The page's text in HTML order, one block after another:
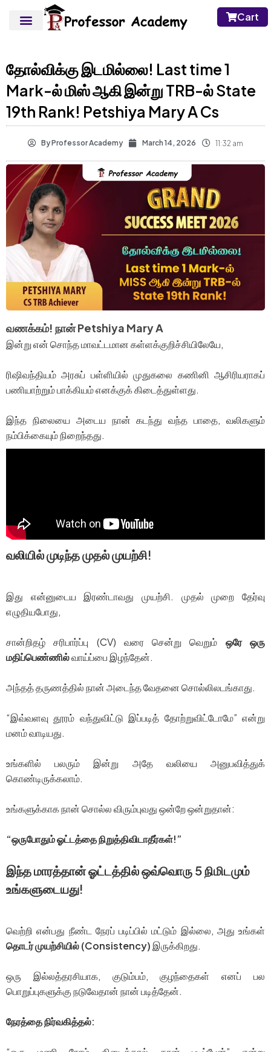
Cart
தோல்விக்கு இடமில்லை! Last time 1
Mark-ல் மிஸ் ஆகி இன்று TRB-ல் State
19th Rank! Petshiya Mary A Cs
ByProfessor Academy March 14, 2026 11:32 am
வணக்கம்! நான் Petshiya Mary A
இன்று என் சொந்த மாவட்டமான கள்ளக்குறிச்சியிலேயே,
ரிஷிவந்தியம் அரசுப் பள்ளியில் முதுகலை கணினி ஆசிரியராகப்
பணியாற்றும் பாக்கியம் எனக்குக் கிடைத்துள்ளது.
இந்த நிலையை அடைய நான் கடந்து வந்த பாதை, வலிகளும்
நம்பிக்கையும் நிறைந்தது.
வலியில் முடிந்த முதல் முயற்சி!
இது என்னுடைய இரண்டாவது முயற்சி. முதல் முறை தேர்வு
எழுதியபோது,
சான்றிதழ் சரிபார்ப்பு (CV) வரை சென்று வெறும் ஒரே ஒரு
மதிப்பெண்ணில்வாய்ப்பை இழந்தேன்.
அந்தத் தருணத்தில் நான் அடைந்த வேதனை சொல்லிலடங்காது.
“இவ்வளவு தூரம் வந்துவிட்டு இப்படித் தோற்றுவிட்டோமே” என்று
மனம் வாடியது.
உங்களில் பலரும் இன்று அதே வலியை அனுபவித்துக்
கொண்டிருக்கலாம்.
உங்களுக்காக நான் சொல்ல விரும்புவது ஒன்றே ஒன்றுதான்:
“ஒருபோதும் ஓட்டத்தை நிறுத்திவிடாதீர்கள்!”
இந்த மாரத்தான் ஓட்டத்தில் ஒவ்வொரு 5 நிமிடமும்
உங்களுடையது!
வெற்றி என்பது நீண்ட நேரப் படிப்பில் மட்டும் இல்லை, அது உங்கள்
தொடர் முயற்சியில் (Consistency) இருக்கிறது.
ஒரு இல்லத்தரசியாக, குடும்பம், குழந்தைகள் எனப் பல
பொறுப்புகளுக்கு நடுவேதான் நான் படித்தேன்.
நேரத்தை நிர்வகித்தல்: